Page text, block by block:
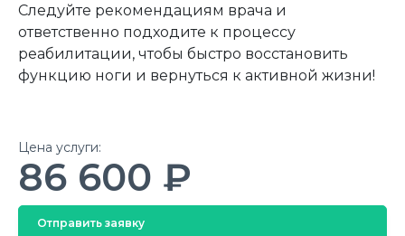
Следуйте рекомендациям врача и
ответственно подходите к процессу
реабилитации, чтобы быстро восстановить
функцию ноги и вернуться к активной жизни!
Цена услуги:
86 600 ₽
Отправить заявку